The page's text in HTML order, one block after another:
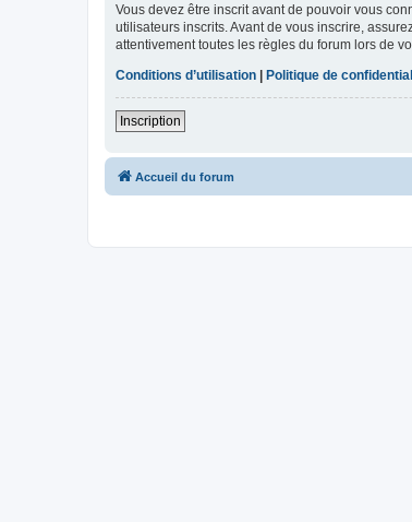
Vous devez être inscrit avant de pouvoir vous
utilisateurs inscrits. Avant de vous inscrire,
attentivement toutes les règles du forum lors de
Conditions d’utilisation
Politique de
Inscription
Accueil du forum